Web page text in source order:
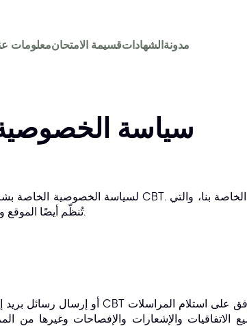
معلوماتقسيمة الامتحانالشهاداتمدونة
سياسة
تُنظّم أيضًا الموقع وتُبلغ المستخدمين بممارسات جمع البيانات لدينا.
الاتفاقيات والإشعارات والإفصاحات وغيرها من